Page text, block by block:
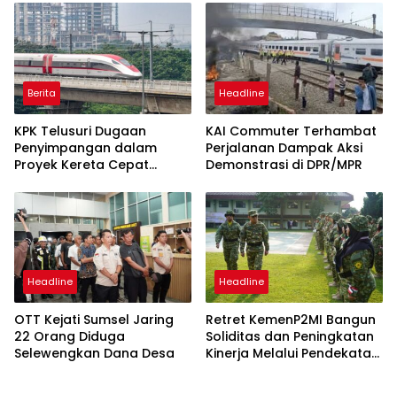
Berita
KPK Telusuri Dugaan
Penyimpangan dalam
Proyek Kereta Cepat
Headline
KAI Commuter Terhambat
Perjalanan Dampak Aksi
Demonstrasi di DPR/MPR
Headline
OTT Kejati Sumsel Jaring
22 Orang Diduga
Selewengkan Dana Desa
Headline
Retret KemenP2MI Bangun
Soliditas dan Peningkatan
Kinerja Melalui Pendekatan